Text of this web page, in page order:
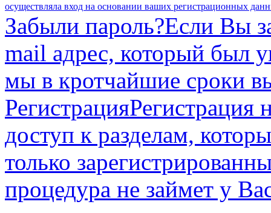
осуществляла вход на основании ваших регистрационных
Забыли пароль?Если Вы
mail адрес, который был
мы в кротчайшие сроки
РегистрацияРегистрация
доступ к разделам,
только
процедура не займет у